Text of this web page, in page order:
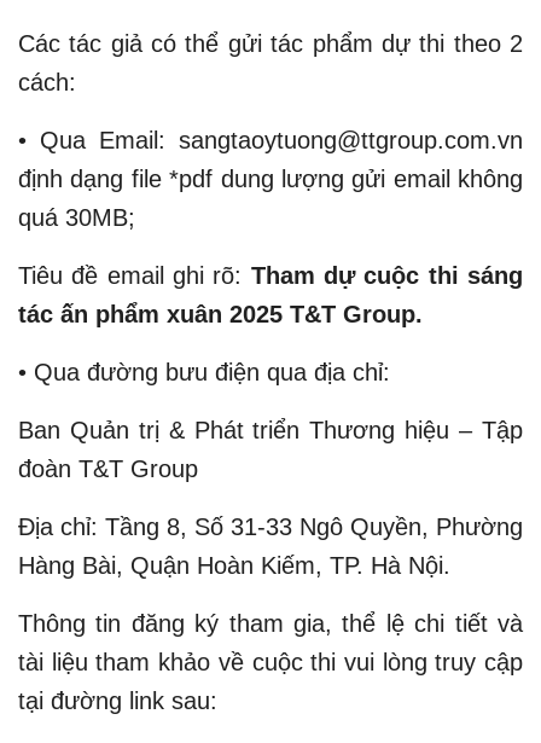
Các tác giả có thể gửi tác phẩm dự thi theo 2
cách:
• Qua Email: sangtaoytuong@ttgroup.com.vn
định dạng file *pdf dung lượng gửi email không
quá 30MB;
Tiêu đề email ghi rõ: Tham dự cuộc thi sáng
tác ấn phẩm xuân 2025 T&T Group.
• Qua đường bưu điện qua địa chỉ:
Ban Quản trị & Phát triển Thương hiệu – Tập
đoàn T&T Group
Địa chỉ: Tầng 8, Số 31-33 Ngô Quyền, Phường
Hàng Bài, Quận Hoàn Kiếm, TP. Hà Nội.
Thông tin đăng ký tham gia, thể lệ chi tiết và
tài liệu tham khảo về cuộc thi vui lòng truy cập
tại đường link sau: